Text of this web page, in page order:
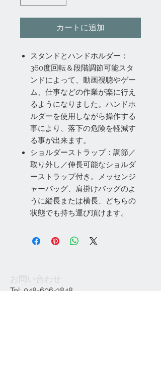
カートに追加
スタンドとハンドホルダー：
360度回転＆段階調節可能スタ
ンドによって、動画視聴やゲー
ム、仕事などの作業が楽に行え
るようになりました。ハンドホ
ルダーを使用しながら操作する
事により、落下の危険を軽減す
る事が出来ます。
ショルダーストラップ：調節／
取り外し／伸長可能なショルダ
ーストラップ付き。メッセンジ
ャーバッグ、肩掛けバッグのよ
うに縦長または横長、どちらの
状態でも持ち運び頂けます。
お問い合わせ
Tel: 048-606-3848